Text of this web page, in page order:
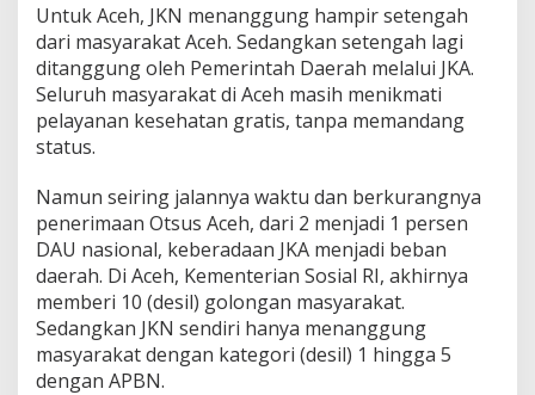
Untuk Aceh, JKN menanggung hampir setengah
dari masyarakat Aceh. Sedangkan setengah lagi
ditanggung oleh Pemerintah Daerah melalui JKA.
Seluruh masyarakat di Aceh masih menikmati
pelayanan kesehatan gratis, tanpa memandang
status.
Namun seiring jalannya waktu dan berkurangnya
penerimaan Otsus Aceh, dari 2 menjadi 1 persen
DAU nasional, keberadaan JKA menjadi beban
daerah. Di Aceh, Kementerian Sosial RI, akhirnya
memberi 10 (desil) golongan masyarakat.
Sedangkan JKN sendiri hanya menanggung
masyarakat dengan kategori (desil) 1 hingga 5
dengan APBN.